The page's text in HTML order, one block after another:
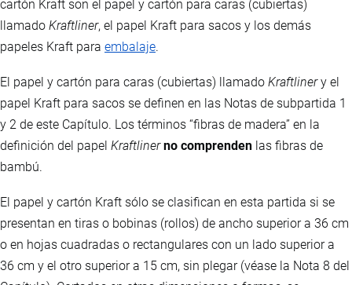
cartón Kraft son el papel y cartón para caras (cubiertas)
llamado Kraftliner, el papel Kraft para sacos y los demás
papeles Kraft para embalaje.
El papel y cartón para caras (cubiertas) llamado Kraftlinery el
papel Kraft para sacos se definen en las Notas de subpartida 1
y 2 de este Capítulo. Los términos “fibras de madera” en la
definición del papel Kraftliner no comprenden las fibras de
bambú.
El papel y cartón Kraft sólo se clasifican en esta partida si se
presentan en tiras o bobinas (rollos) de ancho superior a 36 cm
o en hojas cuadradas o rectangulares con un lado superior a
36 cm y el otro superior a 15 cm, sin plegar (véase la Nota 8 del